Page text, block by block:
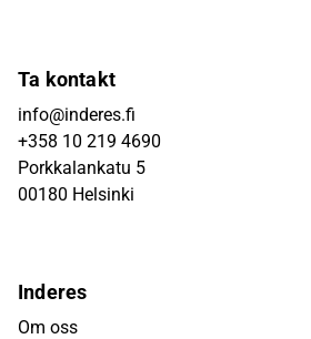
Ta kontakt
info@inderes.fi
+358 10 219 4690
Porkkalankatu 5
00180 Helsinki
Inderes
Om oss